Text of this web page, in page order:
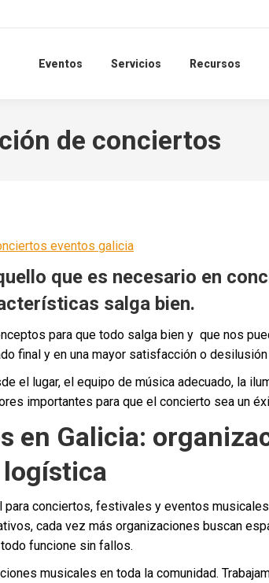
Eventos Servicios Recursos
de conciertos
que es necesario en
salga bien.
para que todo salga bien y que nos
final y en una mayor satisfacción o
el lugar, el equipo de música adecuado, la
importantes para que el concierto sea un
en Galicia:
logística
conciertos, festivales y eventos
cada vez más organizaciones buscan
funcione sin fallos.
musicales en toda la comunidad.